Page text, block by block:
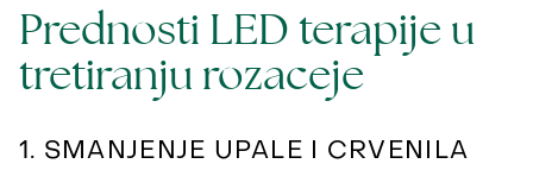
Prednosti LED terapije u
tretiranju rozaceje
1. SMANJENJE UPALE I CRVENILA